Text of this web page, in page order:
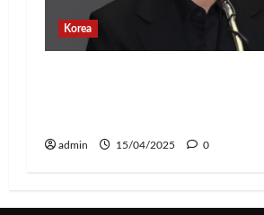
Korea
admin 15/04/2025 0